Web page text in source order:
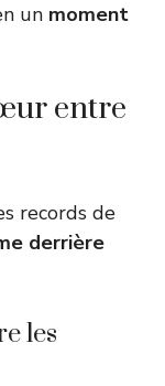
un moment
entre
records de
derrière
les